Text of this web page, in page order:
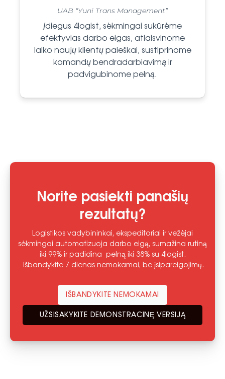
UAB “Yuni Trans Management”
Įdiegus 4logist, sėkmingai sukūrėme
efektyvias darbo eigas, atlaisvinome
laiko naujų klientų paieškai, sustiprinome
komandų bendradarbiavimą ir
padvigubinome pelną.
Norite pasiekti panašių
rezultatų?
Logistikos vadybininkai, ekspeditoriai ir vežėjai
sėkmingai automatizuoja darbo eigą, sumažina rutiną
iki 99% ir padidina pelną iki 38% su 4logist.
Išbandykite 7 dienas nemokamai, be įsipareigojimų.
IŠBANDYKITE NEMOKAMAI
UŽSISAKYKITE DEMONSTRACINĘ VERSIJĄ